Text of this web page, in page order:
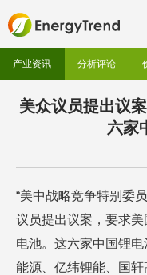
产业资讯 分析评论
美众议员提出议
六家
“美中战略竞争特别委
议员提出议案，要求
电池。这六家中国锂
能源、亿纬锂能、国